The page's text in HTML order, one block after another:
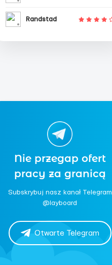
Randstad
Nie przegap ofert
pracy za granicą
Subskrybuj nasz kanał Telegram
@layboard
Otwarte Telegram